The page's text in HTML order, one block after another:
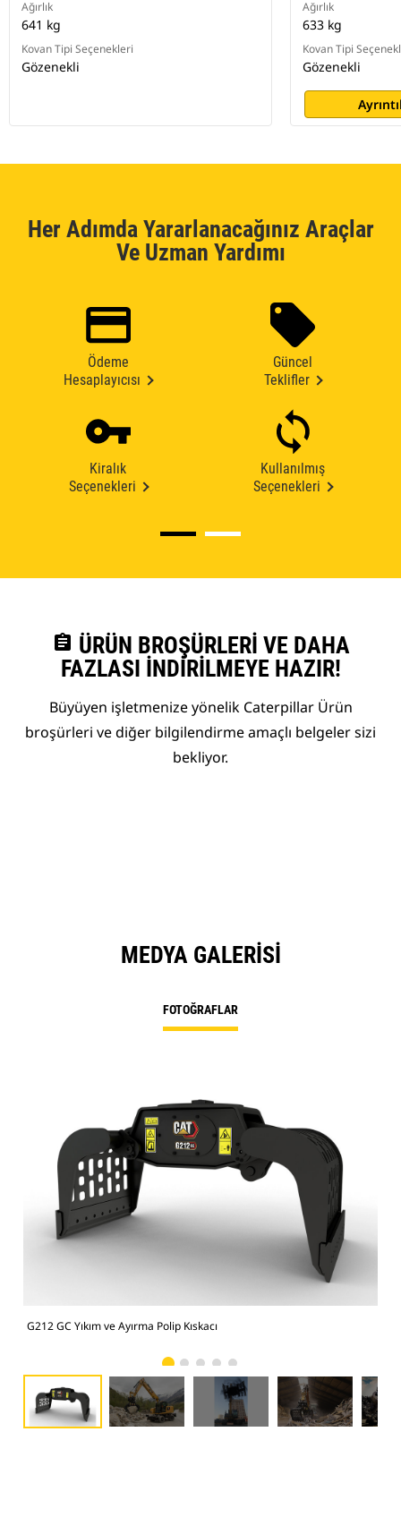
Ağırlık
641 kg
Kovan Tipi Seçenekleri
Gözenekli
Ağırlık
633 kg
Kovan Tipi
Gözenekli
Her Adımda Yararlanacağınız Araçlar
Ve Uzman Yardımı
Ödeme
Hesaplayıcısı
Güncel
Teklifler
Kiralık
Seçenekleri
Kullanılmış
Seçenekleri
assignment ÜRÜN BROŞÜRLERI VE DAHA
FAZLASI İNDIRILMEYE HAZIR!
Büyüyen işletmenize yönelik Caterpillar Ürün
broşürleri ve diğer bilgilendirme amaçlı belgeler sizi
bekliyor.
MEDYA GALERISI
FOTOĞRAFLAR
G212 GC Yıkım ve Ayırma Polip Kıskacı